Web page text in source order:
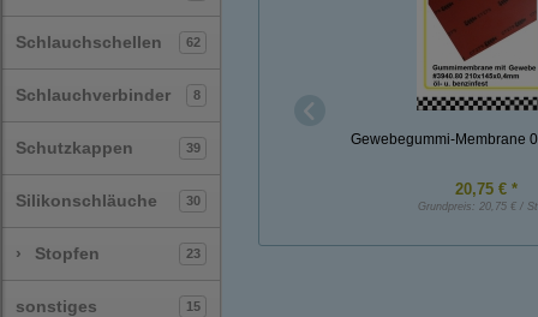
Schlauchschellen 62
Schlauchverbinder 8
Schutzkappen 39
Silikonschläuche 30
› Stopfen 23
sonstiges 15
Gewebegummi-Membrane
20,75 € *
Grundpreis: 20,75 € /